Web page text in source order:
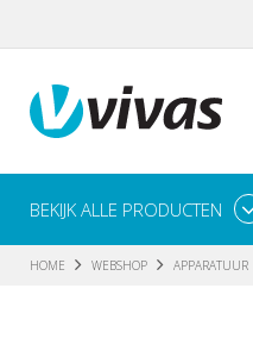
BEKIJK ALLE PRODUCTEN
HOME WEBSHOP APPARATUUR